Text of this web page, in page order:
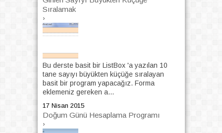
Sıralamak
›
Bu derste basit bir ListBox 'a yazılan 10
tane sayıyı büyükten küçüğe sıralayan
basit bir program yapacağız. Forma
eklemeniz gereken a...
17 Nisan 2015
Doğum Günü Hesaplama Programı
›